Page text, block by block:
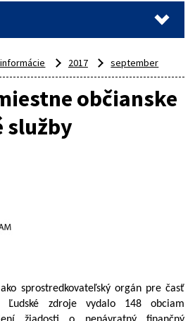
2017 september
občianske
služby
sprostredkovateľský orgán pre časť
Ľudské zdroje vydalo 148 obciam